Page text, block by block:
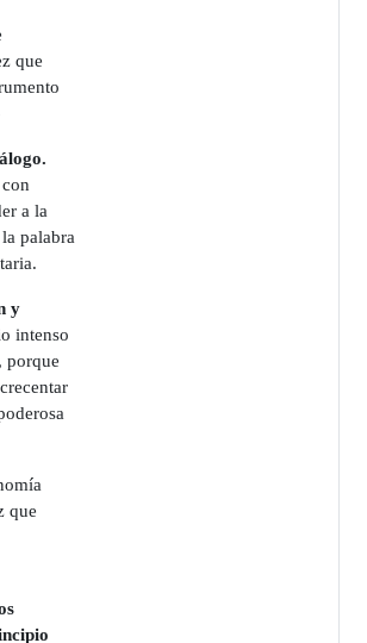
que
a la
palabra
y
intenso
porque
que